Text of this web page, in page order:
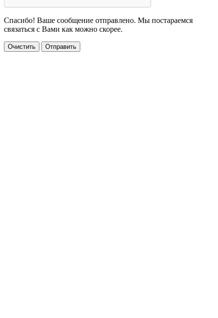
Спасибо! Ваше сообщение отправлено. Мы постараемся
связаться с Вами как можно скорее.
Очистить Отправить